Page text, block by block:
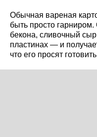
Обычная вареная
быть просто
бекона, сливочный
пластинах — и
что его просят